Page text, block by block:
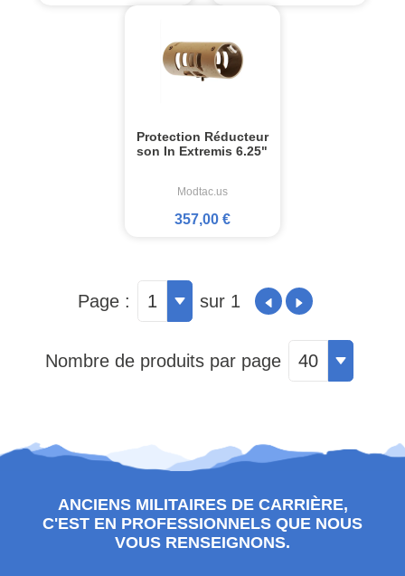
Protection Réducteur
son In Extremis 6.25"
Modtac.us
357,00 €
Page : 1 sur 1
Nombre de produits par page 40
ANCIENS MILITAIRES DE CARRIÈRE,
C'EST EN PROFESSIONNELS QUE NOUS
VOUS RENSEIGNONS.